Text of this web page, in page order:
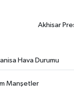
Akhisar
Hava Durumu
Manşetler